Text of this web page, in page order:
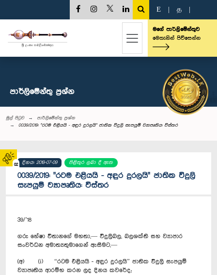
02
E த
මගේ පාර්ලිමේන්තුව
මෙතැනින් පිවිසෙන්න
පාර්ලි‌මේන්තු‌ ප්‍රශ්න
මුල් පිටුව
පාර්ලි‌මේන්තු‌ ප්‍රශ්න
0039/2019: "රටම එළියයි - අඳුර දුරලයි" ජාතික විදුලි සැපයුම් ව්‍යාපෘතිය: විස්තර
දිනය: 2019-07-09 පිළිතුර ලබා දී ඇත
0039/2019: "රටම එළියයි - අඳුර දුරලයි" ජාතික විදුලි
සැපයුම් ව්‍යාපෘතිය: විස්තර
39/’18
ගරු හේෂා විතානගේ මහතා,— විදුලිබල, බලශක්ති සහ ව්‍යාපාර
සංවර්ධන අමාත්‍යතුමාගෙන් ඇසීමට,—
(අ) (i) “රටම එළියයි - අඳුර දුරලයි” ජාතික විදුලි සැපයුම්
ව්‍යාපෘතිය ආරම්භ කරන ලද දිනය කවරේද;